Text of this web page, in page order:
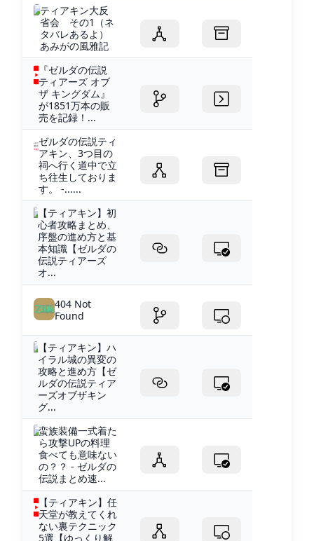
ティアキン大反
省会 その1（ネ
タバレあるよ）
あみがの風雅記
『ゼルダの伝説
ティアーズ オブ
ザ キングダム』
が1851万本の販
売を記録！...
ゼルダの伝説ティ
アキン、3つ目の
祠へ行く道中で立
ち往生しておりま
す。 -......
【ティアキン】初
心者攻略まとめ、
序盤の進め方と基
本知識【ゼルダの
伝説ティアーズ
オ...
404 Not
Found
【ティアキン】ハ
イラル城の異変の
攻略と進め方【ゼ
ルダの伝説ティア
ーズオブザキン
グ...
蛮族装備一式着た
ら攻撃UPの料理
食べても意味ない
の？？ - ゼルダの
伝説まとめ速...
【ティアキン】任
天堂が教えてくれ
ない裏テクニック
5選【ゆっくり解